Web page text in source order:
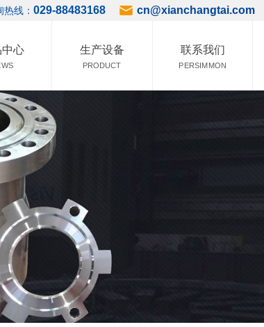
热线： 029-88483168 cn@xianchangtai.com
中心 生产设备
PRODUCT
联系我们
PERSIMMON